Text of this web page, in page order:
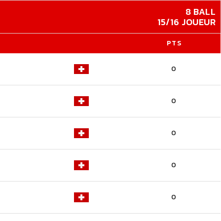
8 BALL
15/16 JOUEUR
PTS
0
0
0
0
0